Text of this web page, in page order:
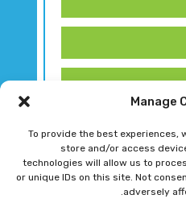
Manage
To provide the best experiences,
store and/or access
technologies will allow us to
or unique IDs on this site. Not
adversely